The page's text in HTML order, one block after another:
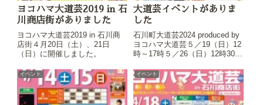
ヨコハマ大道芸2019 in 石
川商店街がありました
ヨコハマ大道芸2019 in 石川商
店街４月20日（土）、21日
（日）に開催しました。
大道芸イベントがありま
した
石川町大道芸2024 produced by
ヨコハマ大道芸５／19（日）12
時～17時５／26（日）12時30分
イベント イベント